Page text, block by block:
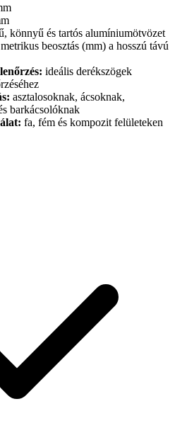
könnyű és tartós alumíniumötvözet
beosztás (mm) a hosszú távú
ideális derékszögek
asztalosoknak, ácsoknak,
barkácsolóknak
fa, fém és kompozit felületeken